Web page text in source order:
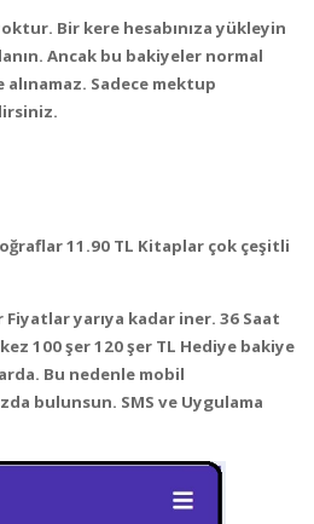
Bir kere hesabınıza yükleyin
Ancak bu bakiyeler normal
Sadece mektup
11.90 TL Kitaplar çok çeşitli
yarıya kadar iner. 36 Saat
100 şer 120 şer TL Hediye bakiye
Bu nedenle mobil
bulunsun. SMS ve Uygulama